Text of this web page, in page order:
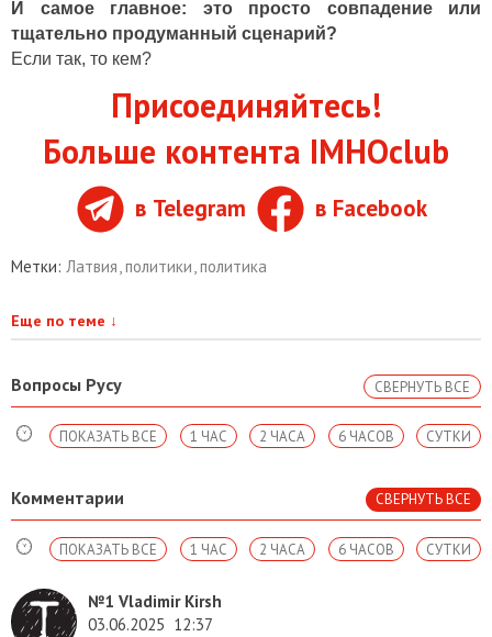
И самое главное: это просто совпадение или
тщательно продуманный сценарий?
Если так, то кем?
Присоединяйтесь!
Больше контента IMHOclub
в Telegram в Facebook
Метки: Латвия политики политика
Еще по теме ↓
Вопросы Русу СВЕРНУТЬ ВСЕ
СУТКИ
6 ЧАСОВ
2 ЧАСА
1 ЧАС
ПОКАЗАТЬ ВСЕ
Комментарии СВЕРНУТЬ ВСЕ
СУТКИ
6 ЧАСОВ
2 ЧАСА
1 ЧАС
ПОКАЗАТЬ ВСЕ
№1 Vladimir Kirsh
03.06.2025 12:37